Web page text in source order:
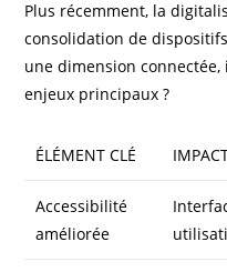
Plus récemment, la
consolidation de
une dimension
enjeux principaux ?
ÉLÉMENT CLÉ
Accessibilité
améliorée